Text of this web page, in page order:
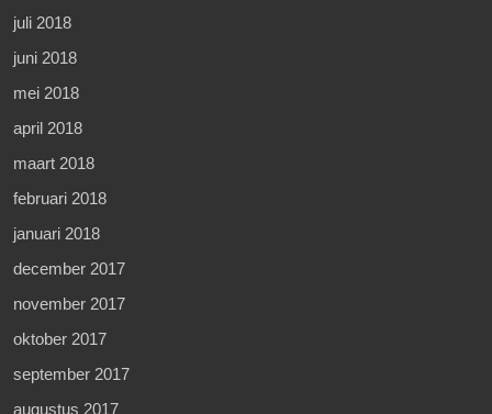
juli 2018
juni 2018
mei 2018
april 2018
maart 2018
februari 2018
januari 2018
december 2017
november 2017
oktober 2017
september 2017
augustus 2017